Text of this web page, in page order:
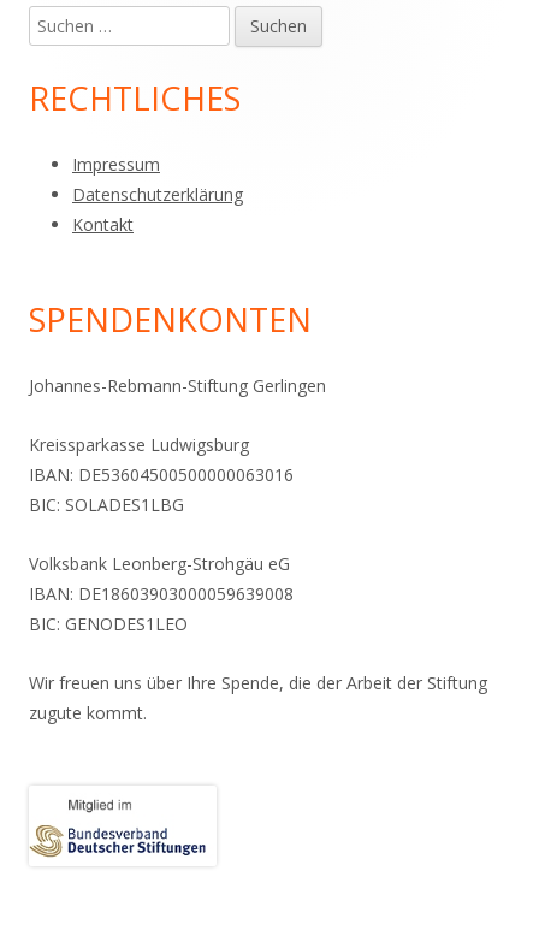
Haupt-
Seitenleiste
Suchen
nach:
RECHTLICHES
Impressum
Datenschutzerklärung
Kontakt
SPENDENKONTEN
Johannes-Rebmann-Stiftung Gerlingen
Kreissparkasse Ludwigsburg
IBAN: DE53604500500000063016
BIC: SOLADES1LBG
Volksbank Leonberg-Strohgäu eG
IBAN: DE18603903000059639008
BIC: GENODES1LEO
Wir freuen uns über Ihre Spende, die der Arbeit der Stiftung
zugute kommt.